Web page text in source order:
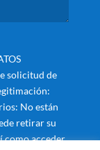
solicitud de
No están
retirar su
como acceder,